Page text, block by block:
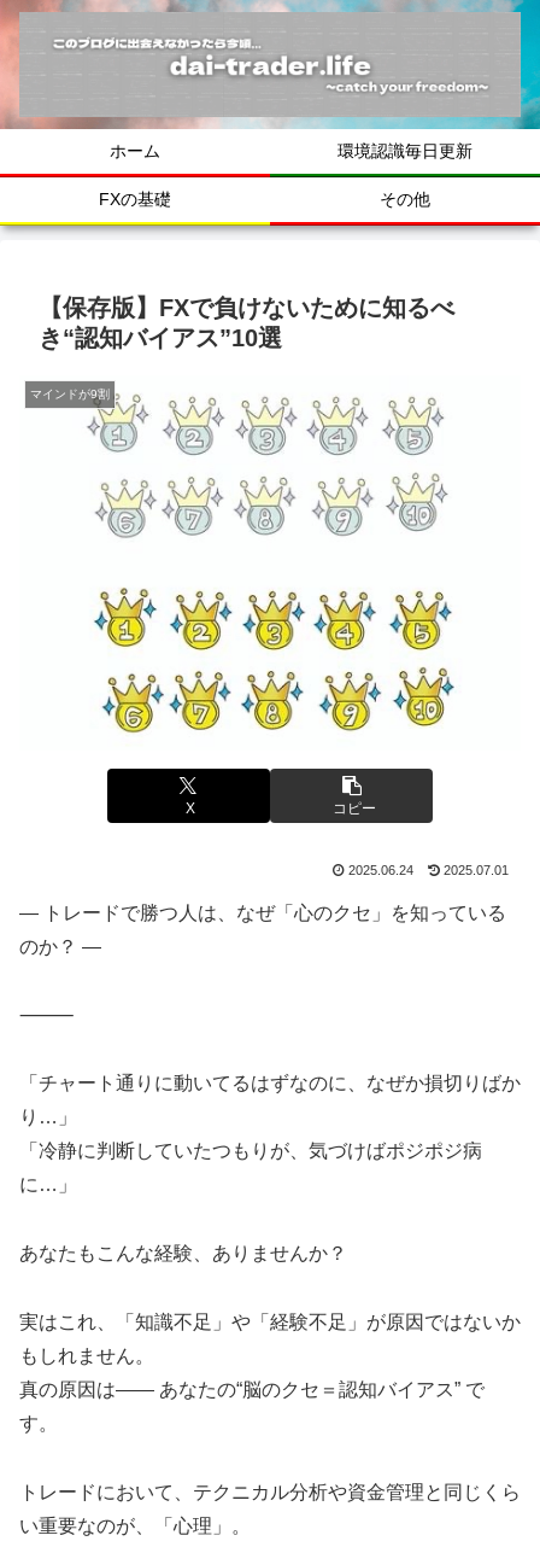
ホーム 環境認識毎日更新
FXの基礎 その他
【保存版】FXで負けないために知るべ
き“認知バイアス”10選
マインドが9割
X コピー
2025.06.24 2025.07.01
― トレードで勝つ人は、なぜ「心のクセ」を知っている
のか？ ―
⸻
「チャート通りに動いてるはずなのに、なぜか損切りばか
り…」
「冷静に判断していたつもりが、気づけばポジポジ病
に…」
あなたもこんな経験、ありませんか？
実はこれ、「知識不足」や「経験不足」が原因ではないか
もしれません。
真の原因は―― あなたの“脳のクセ＝認知バイアス” で
す。
トレードにおいて、テクニカル分析や資金管理と同じくら
い重要なのが、「心理」。